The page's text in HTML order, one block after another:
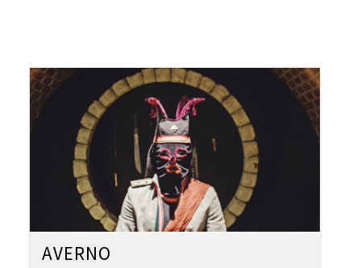
AVERNO